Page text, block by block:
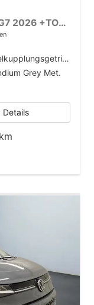
Ocean 2.0 TDI 150PS/110kW DSG7 2026 +TOP & PARK PAKET+18" ALU+AHK+TRAVEL ASSIST+EL- HEBEDACH, BASALT GRAU+CAMPINGAUSBAU
Doppelkupplungsgetriebe (DSG)
Grey Met.
Details